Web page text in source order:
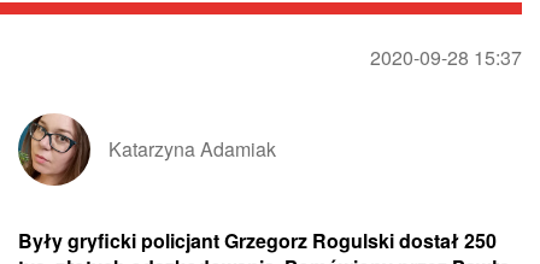
2020-09-28 15:37
Katarzyna Adamiak
Były gryficki policjant Grzegorz Rogulski dostał 250